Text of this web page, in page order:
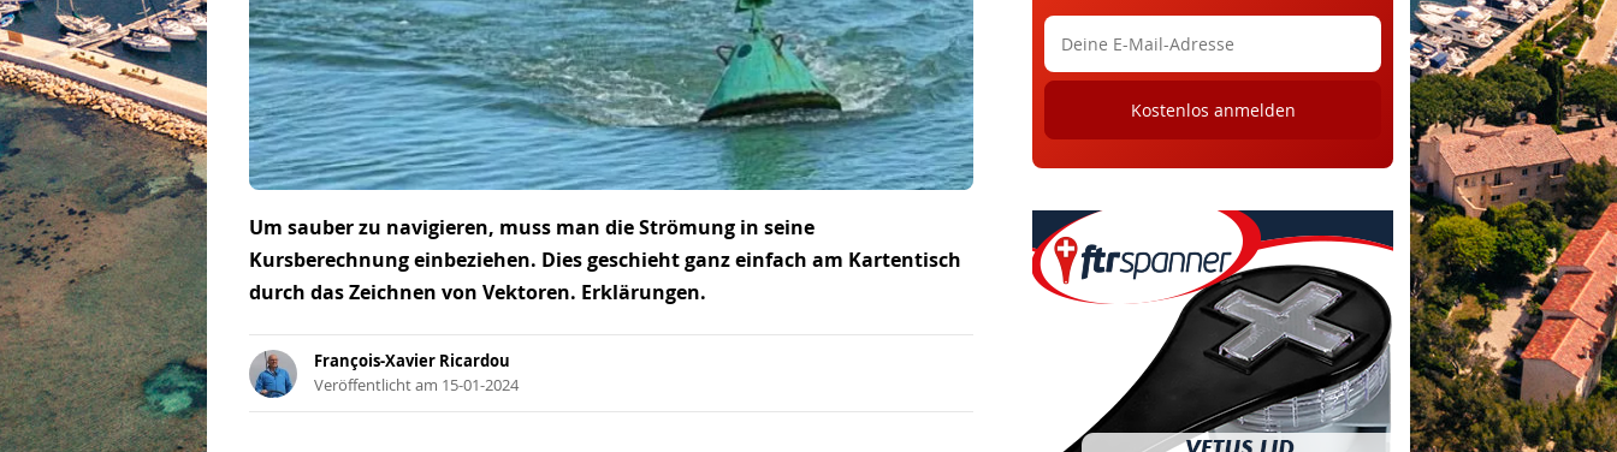
Um sauber zu navigieren, muss man die Strömung in seine
Kursberechnung einbeziehen. Dies geschieht ganz einfach am Kartentisch
durch das Zeichnen von Vektoren. Erklärungen.
François-Xavier Ricardou
Veröffentlicht am 15-01-2024